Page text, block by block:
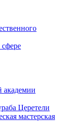
академии
Церетели
мастерская